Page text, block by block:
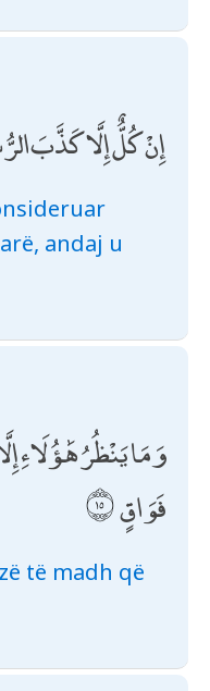
إِنْ كُلٌّ إِلَّا كَذَّبَ
andaj u
وَمَا يَنْظُرُ هَٰؤُلَاءِ
فَوَاقٍ
të madh që